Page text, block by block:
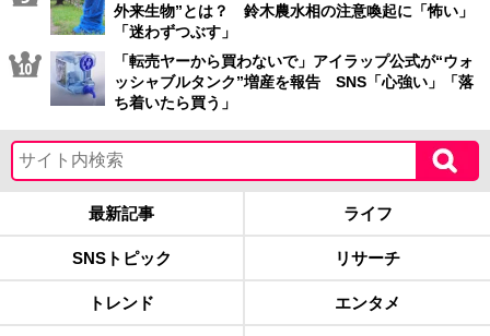
外来生物”とは？ 鈴木農水相の注意喚起に「怖い」
「迷わずつぶす」
「転売ヤーから買わないで」アイラップ公式が“ウォ
ッシャブルタンク”増産を報告 SNS「心強い」「落
ち着いたら買う」
最新記事 ライフ
SNSトピック リサーチ
トレンド エンタメ